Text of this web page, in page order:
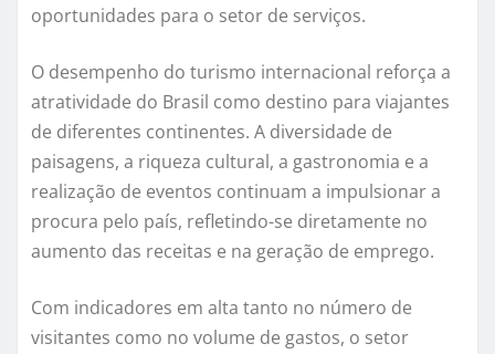
oportunidades para o setor de serviços.
O desempenho do turismo internacional reforça a
atratividade do Brasil como destino para viajantes
de diferentes continentes. A diversidade de
paisagens, a riqueza cultural, a gastronomia e a
realização de eventos continuam a impulsionar a
procura pelo país, refletindo-se diretamente no
aumento das receitas e na geração de emprego.
Com indicadores em alta tanto no número de
visitantes como no volume de gastos, o setor